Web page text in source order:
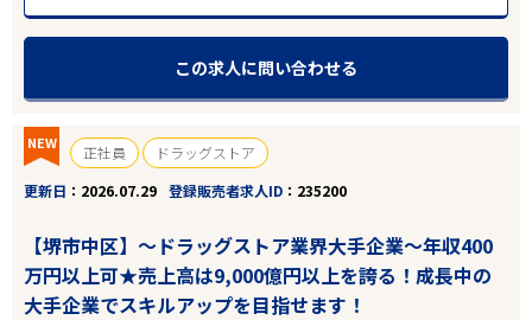
この求人に問い合わせる
NEW 正社員
ドラッグストア
更新日
2026.07.29 登録販売者求人ID 235200
【堺市中区】～ドラッグストア業界大手企業～年収400
万円以上可★売上高は9,000億円以上を誇る！成長中の
大手企業でスキルアップを目指せます！